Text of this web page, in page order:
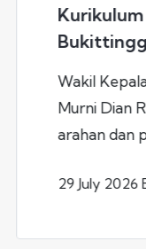
Bidang
memberikan
kepada...